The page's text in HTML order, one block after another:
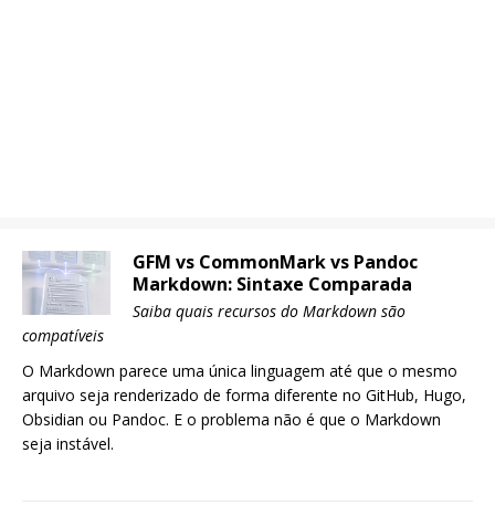
GFM vs CommonMark vs Pandoc
Markdown: Sintaxe Comparada
Saiba quais recursos do Markdown são
compatíveis
O Markdown parece uma única linguagem até que o mesmo
arquivo seja renderizado de forma diferente no GitHub, Hugo,
Obsidian ou Pandoc. E o problema não é que o Markdown
seja instável.